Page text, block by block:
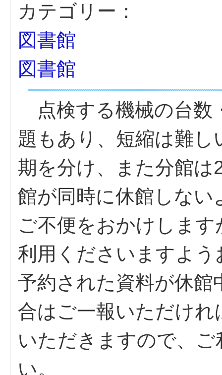
カテゴリー：
図書館
図書館
点検する機械の台数
題もあり、短縮は難
期を分け、また分館
館が同時に休館しな
ご不便をおかけしま
利用くださいますよ
予約された資料が休
合はご一報いただけ
いただきますので、
い。